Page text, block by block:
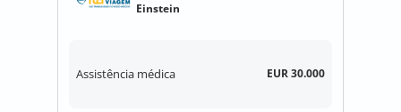
Einstein
Assistência médica EUR 30.000